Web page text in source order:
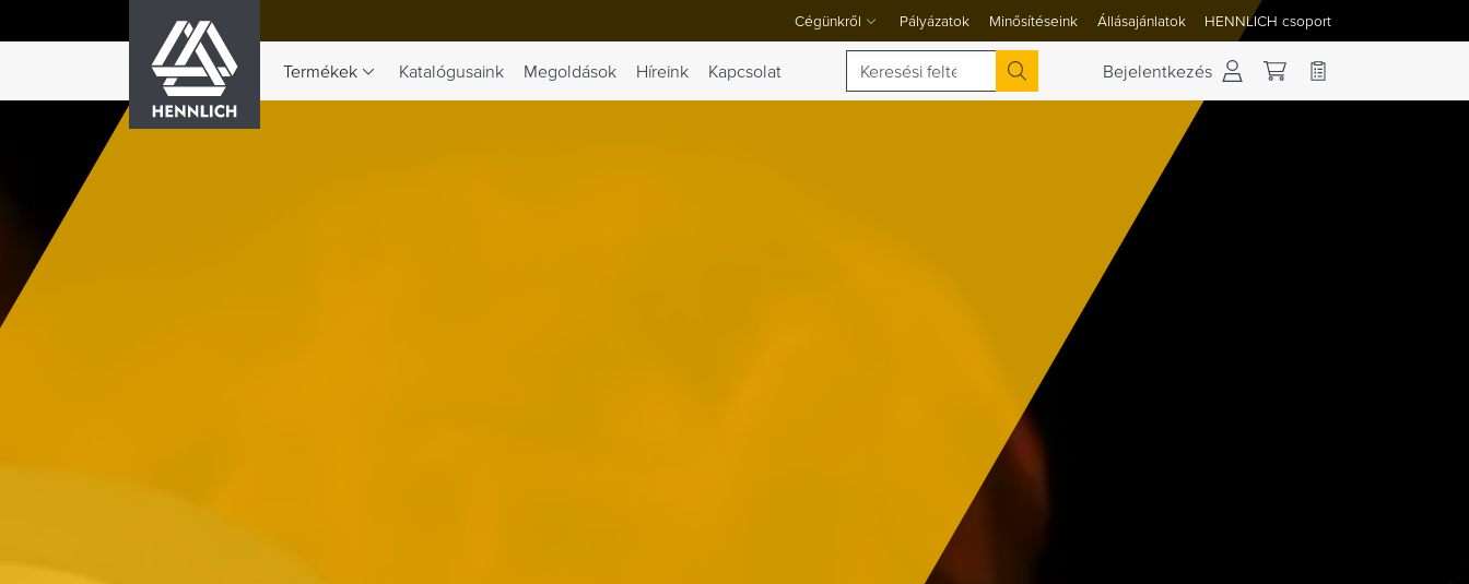
Cégünkről
A Cégünkről legördülő menü váltása
Pályázatok Minősítéseink Állásajánlatok HENNLICH csoport
Termékek
A Termékek legördülő menü váltása
Katalógusaink Megoldások Híreink Kapcsolat Keresés Bejelentkezés